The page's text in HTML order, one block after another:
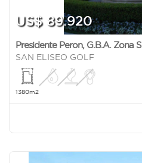
US$ 89.920
Presidente Peron, G.B.A. Zona
SAN ELISEO GOLF
1380m2